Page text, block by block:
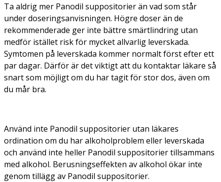
Ta aldrig mer Panodil suppositorier än vad som står
under doseringsanvisningen. Högre doser än de
rekommenderade ger inte bättre smärtlindring utan
medför istället risk för mycket allvarlig leverskada.
Symtomen på leverskada kommer normalt först efter ett
par dagar. Därför är det viktigt att du kontaktar läkare så
snart som möjligt om du har tagit för stor dos, även om
du mår bra.
Använd inte Panodil suppositorier utan läkares
ordination om du har alkoholproblem eller leverskada
och använd inte heller Panodil suppositorier tillsammans
med alkohol. Berusningseffekten av alkohol ökar inte
genom tillägg av Panodil suppositorier.